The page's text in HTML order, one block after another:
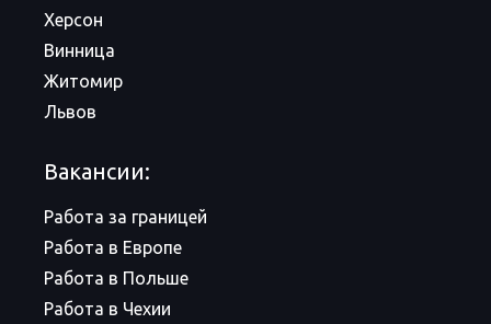
Херсон
Винница
Житомир
Львов
Вакансии:
Работа за границей
Работа в Европе
Работа в Польше
Работа в Чехии